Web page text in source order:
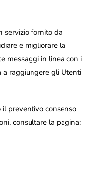
servizio fornito da
e migliorare la
messaggi in linea con i
a raggiungere gli Utenti
il preventivo consenso
consultare la pagina: